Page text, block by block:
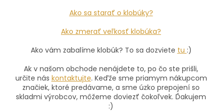
Ako sa starať o klobúky?
Ako zmerať veľkosť klobúka?
Ako vám zabalíme klobúk? To sa dozviete tu :)
Ak v našom obchode nenájdete to, po čo ste prišli,
určite nás kontaktujte. Keďže sme priamym nákupcom
značiek, ktoré predávame, a sme úzko prepojení so
skladmi výrobcov, môžeme doviezť čokoľvek. Ďakujem
:)